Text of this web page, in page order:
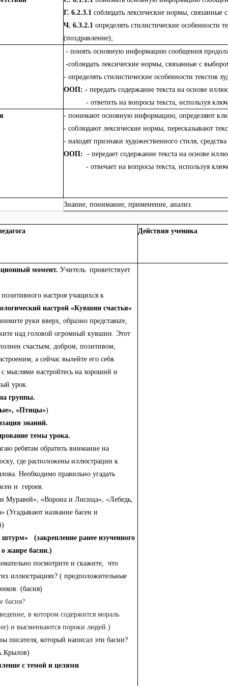
Г. 6.2.3.1 соблюдать лексические нормы, связанные
Ч. 6.3.2.1 определять стилистические особенности
(поздравление);
- понять основную информацию сообщения
-соблюдать лексические нормы, связанные с
- определять стилистические особенности текстов
ООП: - передать содержание текста на основе
- ответить на вопросы текста, используя
- понимают основную информацию, определяют
- соблюдают лексические нормы, пересказывают
- находят признаки художественного стиля,
ООП: - передает содержание текста на основе
- отвечает на вопросы текста, используя
Знание, понимание, применение, анализ.
Действия ученика
момент. Учитель приветствует
настроя учащихся к
настрой «Кувшин счастья»
руки вверх, образно представьте,
над головой огромный кувшин. Этот
счастьем, добром, позитивом,
а сейчас вылейте его себя.
с мыслями настройтесь на хороший и
урок.
группы.
«Птицы»)
знаний.
темы урока.
ребятам обратить внимание на
где расположены иллюстрации к
Необходимо правильно угадать
и героев.
и Муравей», «Ворона и Лисица», «Лебедь,
(Угадывают название басен и
(закрепление ранее изученного
жанре басни.)
посмотрите и скажите, что
иллюстрациях? ( предположительные
(басня)
басня?
в котором содержится мораль
и высмеиваются пороки людей.)
писателя, который написал эти басни?
с темой и целями